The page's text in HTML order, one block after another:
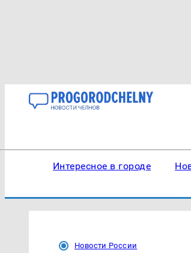
Интересное в городе
Новости России